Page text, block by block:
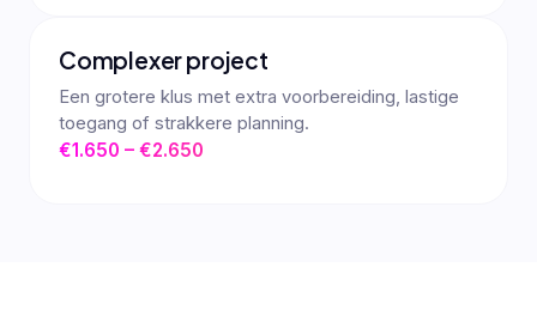
Complexer project
Een grotere klus met extra voorbereiding, lastige
toegang of strakkere planning.
€1.650 – €2.650